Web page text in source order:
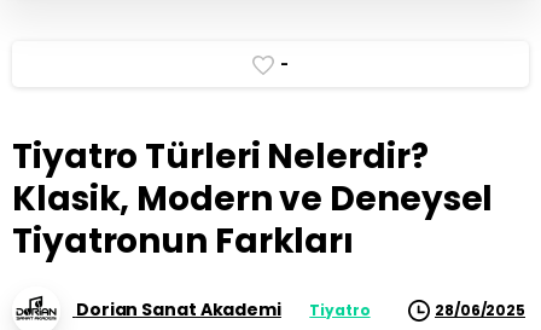
-
Tiyatro Türleri Nelerdir?
Klasik, Modern ve Deneysel
Tiyatronun Farkları
Dorian Sanat Akademi Tiyatro 28/06/2025